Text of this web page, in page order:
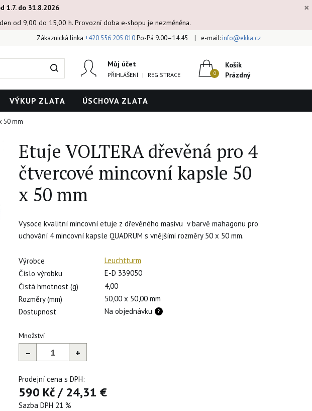
×
1.7. do 31.8.2026
od 9,00 do 15,00 h. Provozní doba e-shopu je nezměněna.
Zákaznická linka +420 556 205 010Po-Pá 9.00–14.45 e-mail:info@ekka.cz
Můj účet
PŘIHLÁŠENÍ | REGISTRACE
Košík
Prázdný
VÝKUP ZLATA ÚSCHOVA ZLATA
50 mm
Etuje VOLTERA dřevěná pro 4
čtvercové mincovní kapsle 50
x 50 mm
Vysoce kvalitní mincovní etuje z dřevěného masivu v barvě mahagonu pro
uchování 4 mincovní kapsle QUADRUM s vnějšími rozměry 50 x 50 mm.
Výrobce
Leuchtturm
Číslo výrobku
E-D 339050
Čistá hmotnost (g)
4,00
Rozměry (mm)
50,00 x 50,00 mm
Dostupnost
Na objednávku
Množství
– +
Prodejní cena s DPH:
590 Kč/ 24,31 €
Sazba DPH 21 %